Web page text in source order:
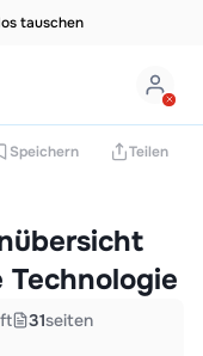
Speichern Teilen
Technologie
31seiten